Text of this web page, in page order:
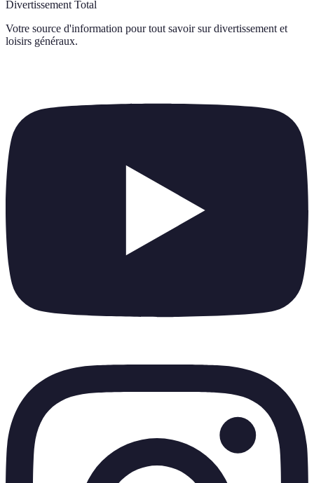
Divertissement Total
Votre source d'information pour tout savoir sur divertissement et
loisirs généraux.